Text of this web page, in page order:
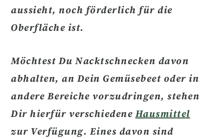
aussieht, noch förderlich für die
Oberfläche ist.
Möchtest DuNacktschnecken davon
abhalten, an Dein Gemüsebeet oder in
andere Bereiche vorzudringen, stehen
Dir hierfür verschiedene Hausmittel
zur Verfügung. Eines davon sind